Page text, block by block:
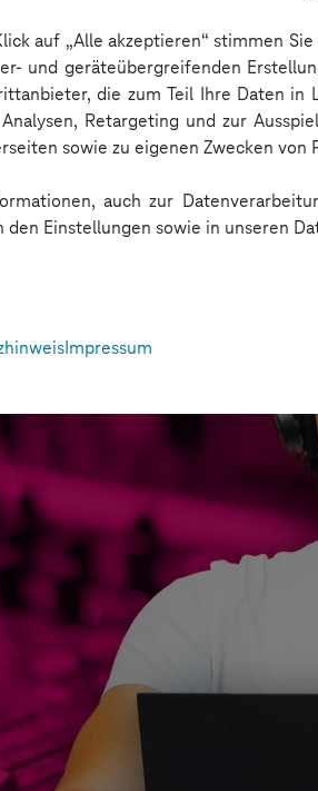
auf „Alle akzeptieren“ stimmen
und geräteübergreifenden
die zum Teil Ihre Daten in
Retargeting und zur
sowie zu eigenen Zwecken
auch zur
den Einstellungen sowie in unseren
Impressum
Community –